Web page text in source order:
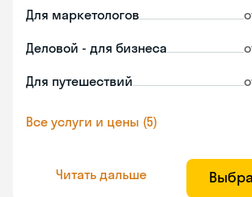
Для маркетологов
Деловой - для бизнеса
Для путешествий
Все услуги и цены (5)
Читать дальше